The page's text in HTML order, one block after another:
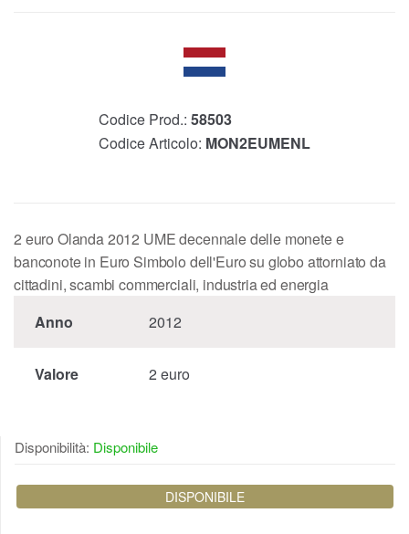
Codice Prod.: 58503
Codice Articolo: MON2EUMENL
2 euro Olanda 2012 UME decennale delle monete e
banconote in Euro Simbolo dell'Euro su globo attorniato da
cittadini, scambi commerciali, industria ed energia
Anno
2012
Valore 2 euro
Disponibilità: Disponibile
DISPONIBILE